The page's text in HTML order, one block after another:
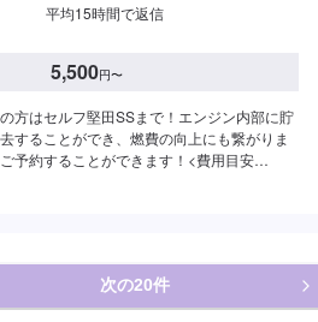
平均15時間で返信
5,500円〜
方はセルフ堅田SSまで！エンジン内部に貯
することができ、燃費の向上にも繋がりま
予約することができます！<費用目安
次の20件